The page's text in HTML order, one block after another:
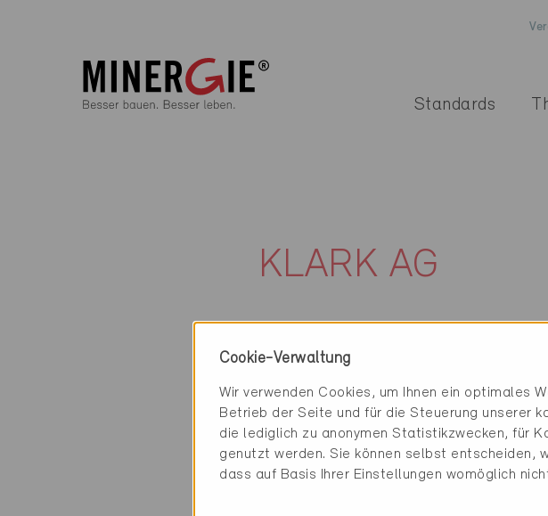
Standards
KLARK AG
Kontakt
KLARK AG
Sägenstrasse 8
Cookie-Verwaltung
Wir verwenden Cookies, um Ihnen ein optimales
Betrieb der Seite und für die Steuerung unserer
die lediglich zu anonymen Statistikzwecken, für
genutzt werden. Sie können selbst entscheiden,
dass auf Basis Ihrer Einstellungen womöglich